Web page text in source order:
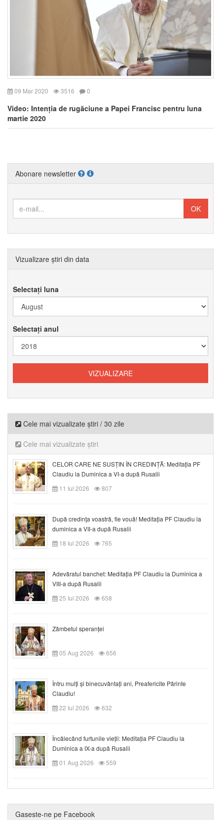
09 Mar 2020 3516 0
Video: Intenția de rugăciune a Papei Francisc pentru luna
martie 2020
Abonare newsletter
Vizualizare știri din data
Selectați luna
Selectați anul
Cele mai vizualizate știri / 30 zile
Cele mai vizualizate știri
CELOR CARE NE SUSȚIN ÎN CREDINȚĂ: Meditația PF
Claudiu la Duminica a VI-a după Rusalii
11 Iul 2026
807
După credinţa voastră, fie vouă! Meditația PF Claudiu la
duminica a VII-a după Rusalii
18 Iul 2026
765
Adevăratul banchet: Meditația PF Claudiu la Duminica a
VIII-a după Rusalii
25 Iul 2026
658
Zâmbetul speranței
05 Aug 2026 656
Întru mulți și binecuvântați ani, Preafericite Părinte
Claudiu!
22 Iul 2026
632
Încălecând furtunile vieții: Meditația PF Claudiu la
Duminica a IX-a după Rusalii
01 Aug 2026
559
Gaseste-ne pe Facebook